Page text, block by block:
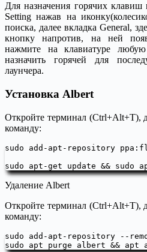
Для назначения горячих
Setting нажав на
поиска, далее вкладка General,
кнопку напротив, на ней
нажмите на клавиатуре
назначить горячей для
лаунчера.
Установка Albert
Откройте терминал
команду:
sudo add-apt-repository
sudo apt-get update &&
Удаление Albert
Откройте терминал
команду:
sudo add-apt-repository --
sudo apt purge albert &&